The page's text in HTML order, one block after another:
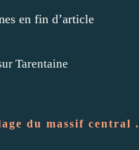
en fin d’article
du massif central .